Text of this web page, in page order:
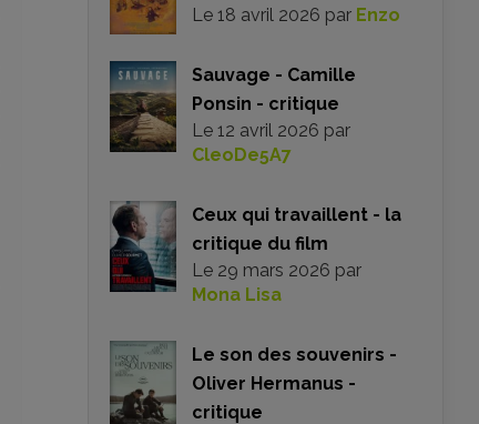
Le 18 avril 2026 par Enzo
Sauvage - Camille
Ponsin - critique
Le 12 avril 2026 par
CleoDe5A7
Ceux qui travaillent - la
critique du film
Le 29 mars 2026 par
Mona Lisa
Le son des souvenirs -
Oliver Hermanus -
critique